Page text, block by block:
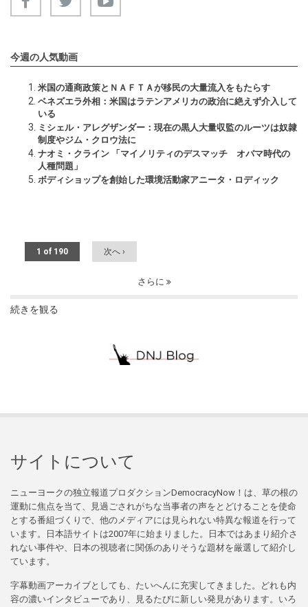
今週の人気動画
米国の通商政策とＮＡＦＴＡが移民の大量流入をもたらす
ベネズエラ外相：米国はラテンアメリカの政治に絶えず介入して
いる
ミシェル・アレグザンダー：現在の黒人大量収監のルーツは奴隷
制度やジム・クロウ法に
ナオミ・クライン 「マイノリティのデスマッチ オバマ時代の
人種問題」
ボディショップを創始した環境活動家アニータ・ロディック
1 of 190 次へ ›
さらに
続きを観る
サイトについて
ニューヨークの独立報道プロダクションDemocracyNow！は、草の根の
運動に焦点を当て、見過ごされがちな当事者の声をとどけることを使命
とする番組づくりで、他のメディアには見られない特異な報道を行って
います。日本語サイトは2007年に始まりました。日本ではあまり紹介さ
れない事件や、日本の視聴者に関係のありそうな題材を厳選して紹介し
ています。
字幕動画アーカイブとしても、たいへんに充実してきました。どれも内
容の濃いインタビューであり、見るたびに新しい発見があります。いろ